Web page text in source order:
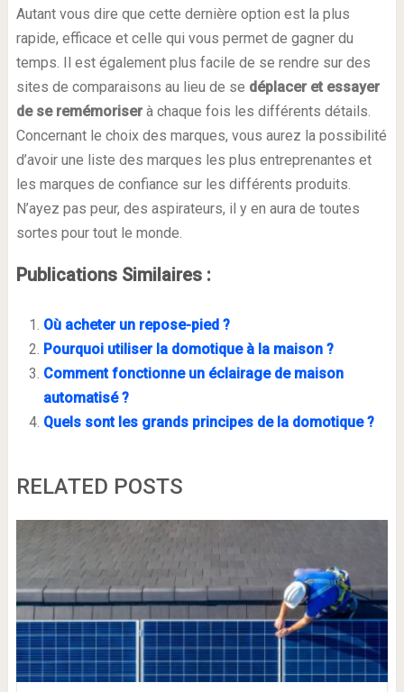
Autant vous dire que cette dernière option est la plus
rapide, efficace et celle qui vous permet de gagner du
temps. Il est également plus facile de se rendre sur des
sites de comparaisons au lieu de se déplacer et essayer
de se remémoriserà chaque fois les différents détails.
Concernant le choix des marques, vous aurez la possibilité
d’avoir une liste des marques les plus entreprenantes et
les marques de confiance sur les différents produits.
N’ayez pas peur, des aspirateurs, il y en aura de toutes
sortes pour tout le monde.
Publications Similaires :
Où acheter un repose-pied ?
Pourquoi utiliser la domotique à la maison ?
Comment fonctionne un éclairage de maison
automatisé ?
Quels sont les grands principes de la domotique ?
RELATED POSTS